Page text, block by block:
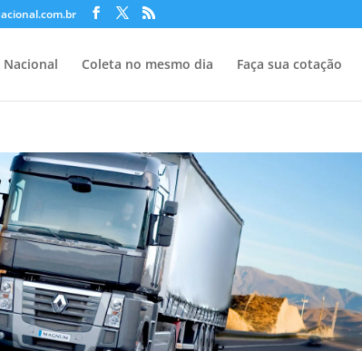
Coleta no mesmo dia Faça sua cotação